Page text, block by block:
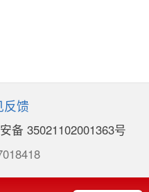
反馈
备 35021102001363号